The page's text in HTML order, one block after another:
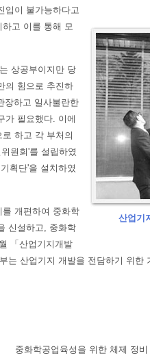
산업기
입이 불가능하다고
고 이를 통해 모
상공부이지만 당
의 힘으로 추진하
장하고 일사불란한
가 필요했다. 이에
하고 각 부처의
원회'를 설립하였
획단'을 설치하였
개편하여 중화학
신설하고, 중화학
「산업기지개발
는 산업기지 개발을 전담하기 위한
중화학공업육성을 위한 체제 정